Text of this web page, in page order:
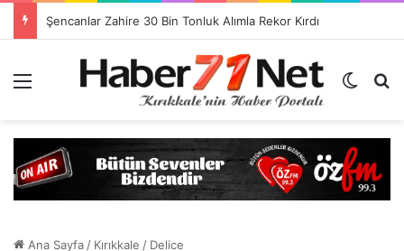
Dış
Ana Sayfa/ Kırıkkale / Delice